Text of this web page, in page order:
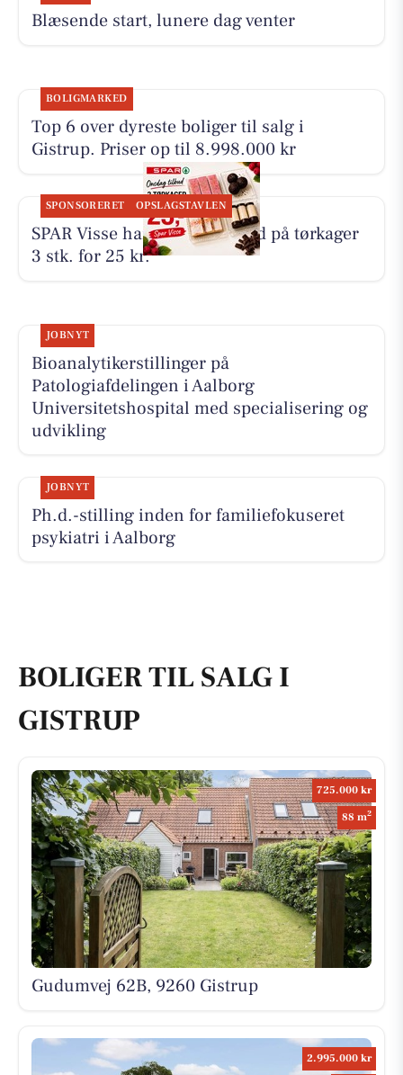
Blæsende start, lunere dag venter
BOLIGMARKED
Top 6 over dyreste boliger til salg i
Gistrup. Priser op til 8.998.000 kr
SPONSORERET OPSLAGSTAVLEN
SPAR Visse har onsdagstilbud på tørkager
3 stk. for 25 kr.
JOBNYT
Bioanalytikerstillinger på
Patologiafdelingen i Aalborg
Universitetshospital med specialisering og
udvikling
JOBNYT
Ph.d.-stilling inden for familiefokuseret
psykiatri i Aalborg
BOLIGER TIL SALG I
GISTRUP
725.000 kr
88 m2
Gudumvej 62B, 9260 Gistrup
2.995.000 kr